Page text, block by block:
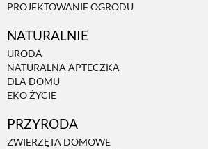
PROJEKTOWANIE OGRODU
NATURALNIE
URODA
NATURALNA APTECZKA
DLA DOMU
EKO ŻYCIE
PRZYRODA
ZWIERZĘTA DOMOWE